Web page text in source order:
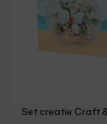
Set creatie Craft